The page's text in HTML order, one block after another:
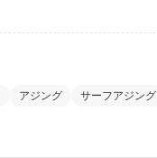
アジング サーフアジング